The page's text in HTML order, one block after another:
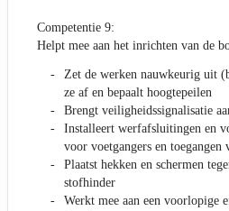
Competentie 9:
Helpt mee aan het inrichten van de
Zet de werken nauwkeurig uit
ze af en bepaalt hoogtepeilen
Brengt veiligheidssignalisatie
Installeert werfafsluitingen en
voor voetgangers en toegangen
Plaatst hekken en schermen
stofhinder
Werkt mee aan een voorlopige